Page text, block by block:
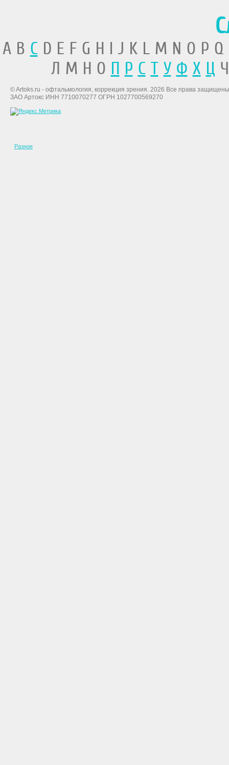
A B CD E F G H I J K L M N O P
Л М Н О П Р С Т У Ф Х Ц
© Artoks.ru - офтальмология, коррекция зрения. 2026 Все права
ЗАО Артокс ИНН 7710070277 ОГРН 1027700569270
Разное